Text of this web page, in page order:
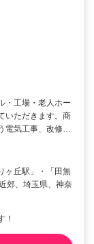
・工場・老人ホー
いただきます。商
電気工事、改修…
ヶ丘駅」・「田無
郊、埼玉県、神奈
！